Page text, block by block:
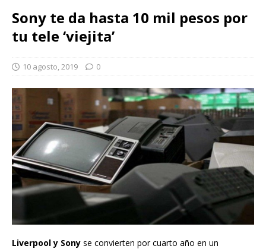
Sony te da hasta 10 mil pesos por
tu tele ‘viejita’
10 agosto, 2019 0
Liverpool y Sony se convierten por cuarto año en un